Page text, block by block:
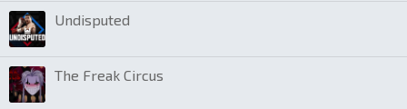
Undisputed
The Freak Circus